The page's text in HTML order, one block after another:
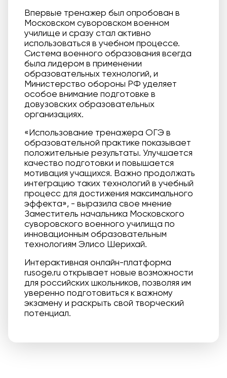
Впервые тренажер был опробован в
Московском суворовском военном
училище и сразу стал активно
использоваться в учебном процессе.
Система военного образования всегда
была лидером в применении
образовательных технологий, и
Министерство обороны РФ уделяет
особое внимание подготовке в
довузовских образовательных
организациях.
«Использование тренажера ОГЭ в
образовательной практике показывает
положительные результаты. Улучшается
качество подготовки и повышается
мотивация учащихся. Важно продолжать
интеграцию таких технологий в учебный
процесс для достижения максимального
эффекта», - выразила свое мнение
Заместитель начальника Московского
суворовского военного училища по
инновационным образовательным
технологиям Элисо Шерихай.
Интерактивная онлайн-платформа
rusoge.ru открывает новые возможности
для российских школьников, позволяя им
уверенно подготовиться к важному
экзамену и раскрыть свой творческий
потенциал.